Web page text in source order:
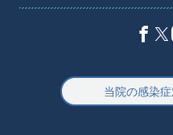
当院の感染